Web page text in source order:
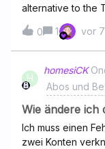
alternative to the
and (American)
Euroepean
Klarna ...)Could
0 1 vor
H
homesiCK
Abos und
Wie ändere ich
Ich muss einen
zwei Konten